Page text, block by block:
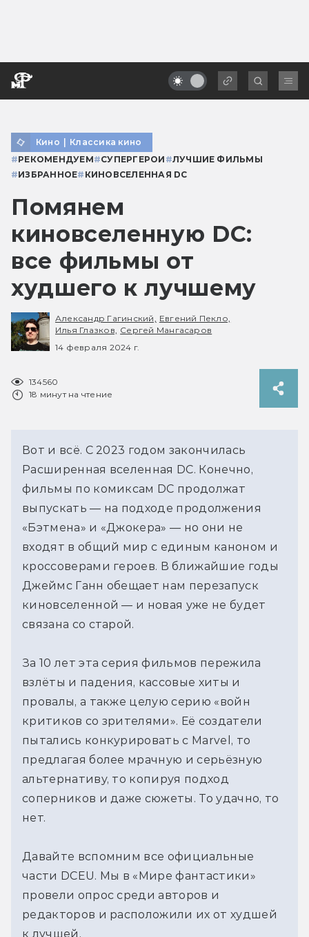
Кино | Классика кино
#РЕКОМЕНДУЕМ#СУПЕРГЕРОИ #ЛУЧШИЕ ФИЛЬМЫ
#ИЗБРАННОЕ# КИНОВСЕЛЕННАЯ DC
Помянем
киновселенную DC:
все фильмы от
худшего к лучшему
Александр Гагинский,
Евгений Пекло,
Илья Глазков, Сергей Мангасаров
14 февраля 2024 г.
134560
18 минут на чтение
Вот и всё. С 2023 годом закончилась
Расширенная вселенная DC. Конечно,
фильмы по комиксам DC продолжат
выпускать — на подходе продолжения
«Бэтмена» и «Джокера» — но они не
входят в общий мир с единым каноном и
кроссоверами героев. В ближайшие годы
Джеймс Ганн обещает нам перезапуск
киновселенной — и новая уже не будет
связана со старой.
За 10 лет эта серия фильмов пережила
взлёты и падения, кассовые хиты и
провалы, а также целую серию «войн
критиков со зрителями». Её создатели
пытались конкурировать с Marvel, то
предлагая более мрачную и серьёзную
альтернативу, то копируя подход
соперников и даже сюжеты. То удачно, то
нет.
Давайте вспомним все официальные
части DCEU. Мы в «Мире фантастики»
провели опрос среди авторов и
редакторов и расположили их от худшей
к лучшей.